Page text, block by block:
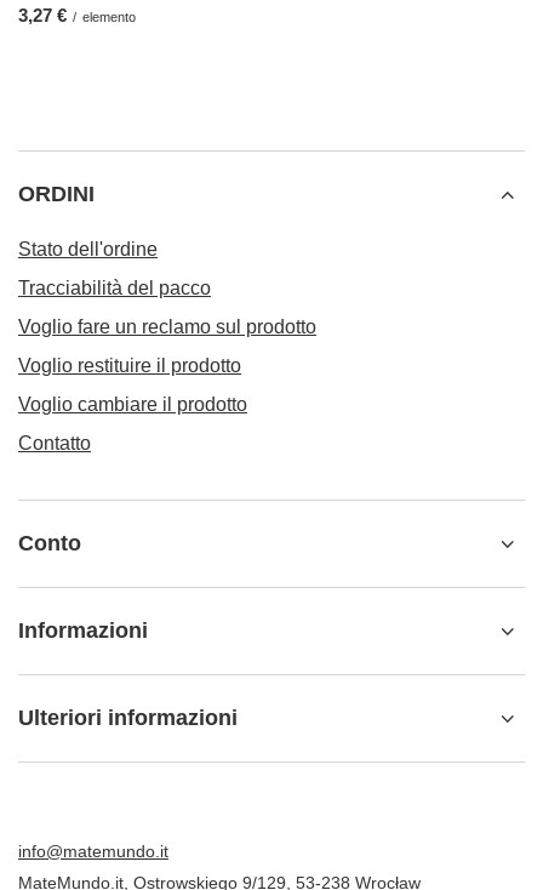
3,27 € / elemento
ORDINI
Stato dell'ordine
Tracciabilità del pacco
Voglio fare un reclamo sul prodotto
Voglio restituire il prodotto
Voglio cambiare il prodotto
Contatto
Conto
Informazioni
Ulteriori informazioni
info@matemundo.it
MateMundo.it Ostrowskiego 9/129 53-238 Wrocław